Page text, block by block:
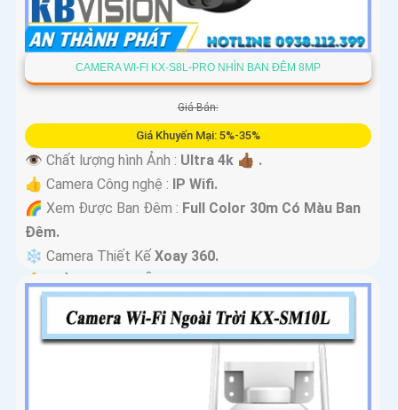
CAMERA WI-FI KX-S8L-PRO NHÌN BAN ĐÊM 8MP
Giá Bán:
Giá Khuyến Mại: 5%-35%
👁 Chất lượng hình Ảnh : Ultra 4k 👍🏾 .
👍 Camera Công nghệ : IP Wifi.
🌈 Xem Được Ban Đêm : Full Color 30m Có Màu Ban
Ðêm.
❄ Camera Thiết Kế Xoay 360.
️🔔 Khả Năng :Thu Âm Và Loa.